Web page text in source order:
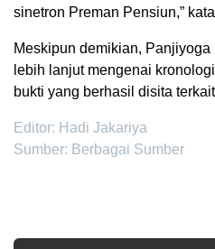
sinetron Preman Pensiun,”
Meskipun demikian,
lebih lanjut mengenai
bukti yang berhasil disita
Editor: Hadi Jakariya
Sumber: Berbagai Sumber